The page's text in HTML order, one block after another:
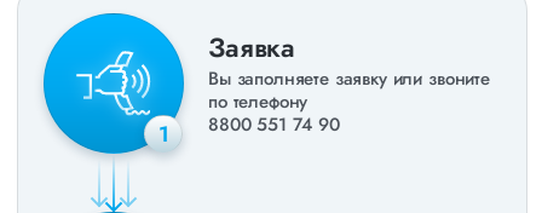
1
Заявка
Вы заполняете заявку или звоните
по телефону
8800 551 74 90